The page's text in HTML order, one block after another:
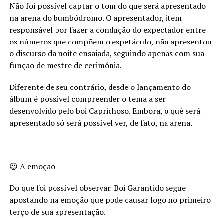
Não foi possível captar o tom do que será apresentado
na arena do bumbódromo. O apresentador, item
responsável por fazer a condução do expectador entre
os números que compõem o espetáculo, não apresentou
o discurso da noite ensaiada, seguindo apenas com sua
função de mestre de cerimônia.
Diferente de seu contrário, desde o lançamento do
álbum é possível compreender o tema a ser
desenvolvido pelo boi Caprichoso. Embora, o quê será
apresentado só será possível ver, de fato, na arena.
😍 A emoção
Do que foi possível observar, Boi Garantido segue
apostando na emoção que pode causar logo no primeiro
terço de sua apresentação.